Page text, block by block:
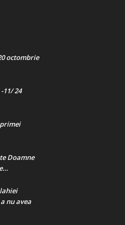
octombrie
11/ 24
Doamne
nu avea